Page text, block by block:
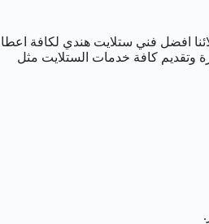
افضل فني ستلايت هندي لكافة
وتقديم كافة خدمات الستلايت مثل